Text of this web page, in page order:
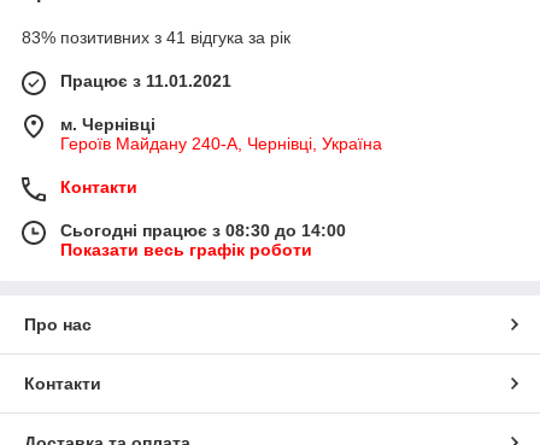
83% позитивних з 41 відгука за рік
Працює з 11.01.2021
м. Чернівці
Героїв Майдану 240-А, Чернівці, Україна
Контакти
Сьогодні працює з 08:30 до 14:00
Показати весь графік роботи
Про нас
Контакти